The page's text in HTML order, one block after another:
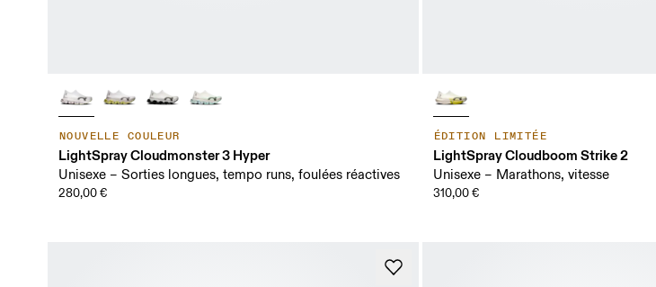
NOUVELLE COULEUR
LightSpray Cloudmonster 3 Hyper
Unisexe – Sorties longues, tempo runs, foulées réactives
280,00 €
ÉDITION LIMITÉE
LightSpray Cloudboom Strike 2
Unisexe – Marathons, vitesse
310,00 €